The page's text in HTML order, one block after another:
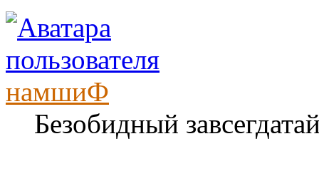
намшиФ
Безобидный